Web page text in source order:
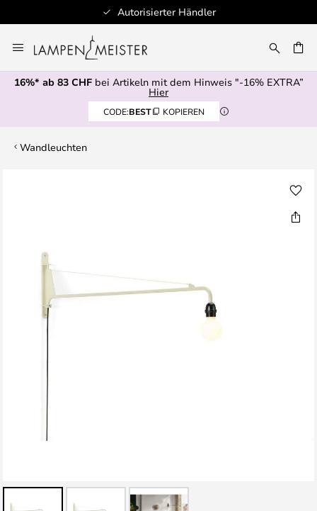
Autorisierter Händler
Inhalt
springen
16%* ab 83 CHFbei Artikeln mit dem Hinweis "-16% EXTRA”
Hier
CODE:BEST KOPIEREN
Wandleuchten
springen